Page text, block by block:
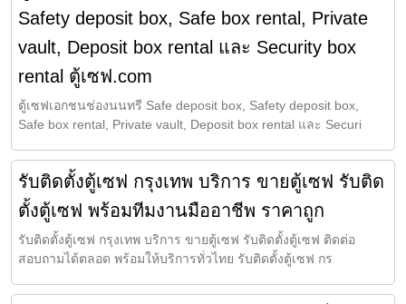
Safety deposit box, Safe box rental, Private
vault, Deposit box rental และ Security box
rental ตู้เซฟ.com
ตู้เซฟเอกชนช่องนนทรี Safe deposit box, Safety deposit box,
Safe box rental, Private vault, Deposit box rental และ Securi
รับติดตั้งตู้เซฟ กรุงเทพ บริการ ขายตู้เซฟ รับติด
ตั้งตู้เซฟ พร้อมทีมงานมืออาชีพ ราคาถูก
รับติดตั้งตู้เซฟ กรุงเทพ บริการ ขายตู้เซฟ รับติดตั้งตู้เซฟ ติดต่อ
สอบถามได้ตลอด พร้อมให้บริการทั่วไทย รับติดตั้งตู้เซฟ กร